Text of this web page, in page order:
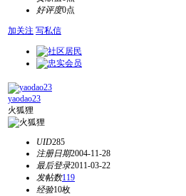
好评度0点
加关注 写私信
yaodao23
火狐狸
UID285
注册日期2004-11-28
最后登录2011-03-22
发帖数119
经验10枚